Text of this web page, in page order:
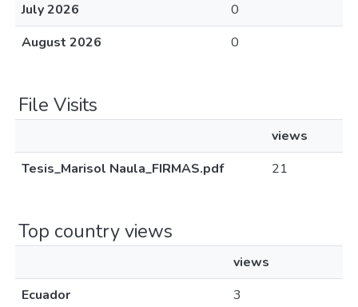
July 2026
0
August 2026
0
File Visits
views
Tesis_Marisol Naula_FIRMAS.pdf
21
Top country views
views
Ecuador
3